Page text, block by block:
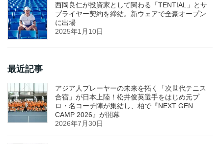
西岡良仁が投資家として関わる「TENTIAL」とサ
プライヤー契約を締結。新ウェアで全豪オープン
に出場
2025年1月10日
最近記事
アジア人プレーヤーの未来を拓く「次世代テニス
合宿」が日本上陸！松井俊英選手をはじめ元プ
ロ・名コーチ陣が集結し、柏で『NEXT GEN
CAMP 2026』が開幕
2026年7月30日